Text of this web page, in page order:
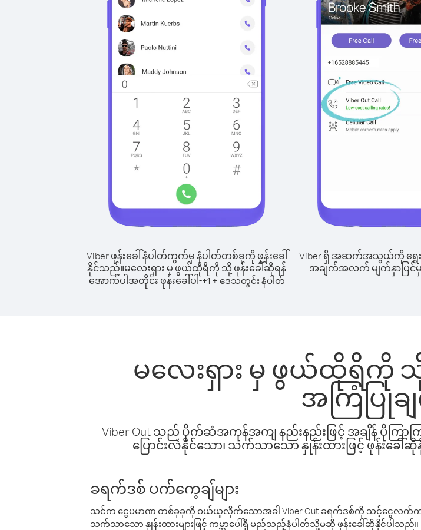
Viber ဖုန်းခေါ်နံပါတ်ကွက်မှ နံပါတ်တစ်ခုကို ဖုန်းခေါ်
နိုင်သည်။မလေးရှား မှ ဖွယ်ထိုရိကို သို့ ဖုန်းခေါ်ဆိုရန်
အောက်ပါအတိုင်း ဖုန်းခေါ်ပါ-+1+ဒေသတွင်း နံပါတ်
Viber ရှိ အဆက်အသွယ်ကို ရွေး
အချက်အလက် မျက်နှာပြင်မှန
မလေးရှား မှ ဖွယ်ထိုရိကို
အကြံပြုချ
Viber Out သည် ပိုက်ဆံအကုန်အကျ နည်းနည်းဖြင့် အချိန် ပိုကြာ
ပြောင်းလဲနိုင်သော၊ သက်သာသော နှုန်းထားဖြင့် ဖုန်းခေ
ခရက်ဒစ် ပက်ကေ့ချ်များ
သင်က ငွေပမာဏ တစ်ခုခုကို ဝယ်ယူလိုက်သောအခါ Viber Out ခရက်ဒစ်ကို သင့်ငွေလက်
သက်သာသော နှုန်းထားများဖြင့် ကမ္ဘာပေါ်ရှိ မည်သည့်နံပါတ်သို့မဆို ဖုန်းခေါ်ဆိုနိုင်ပါသည်။